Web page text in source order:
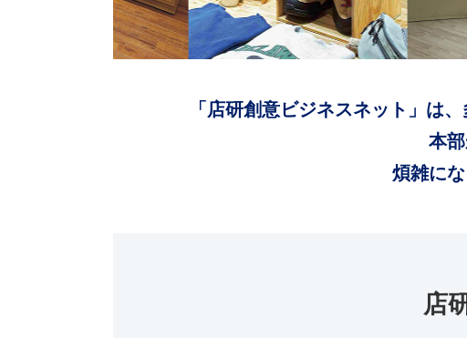
「店研創意ビジネスネット」は
本
煩雑に
店